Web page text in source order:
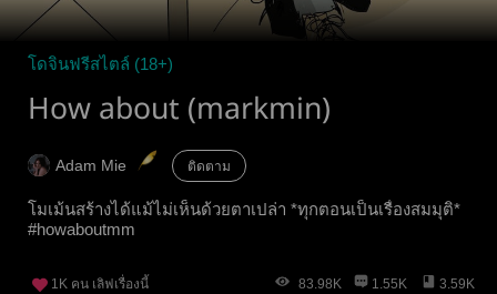
โดจินฟรีสไตล์ (18+)
How about (markmin)
Adam Mie ติดตาม
โมเม้นสร้างได้แม้ไม่เห็นด้วยตาเปล่า *ทุกตอนเป็นเรื่องสมมุติ*
#howaboutmm
1K คน เลิฟเรื่องนี้ 83.98K 1.55K 3.59K